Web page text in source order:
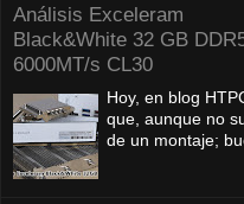
Análisis Exceleram
Black&White 32 GB
6000MT/s CL30
Hoy, en blog
que, aunque no
de un montaje;